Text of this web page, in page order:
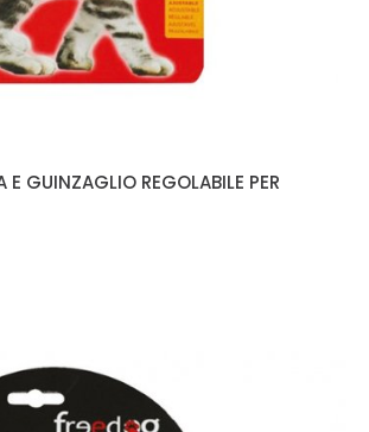
E GUINZAGLIO REGOLABILE PER